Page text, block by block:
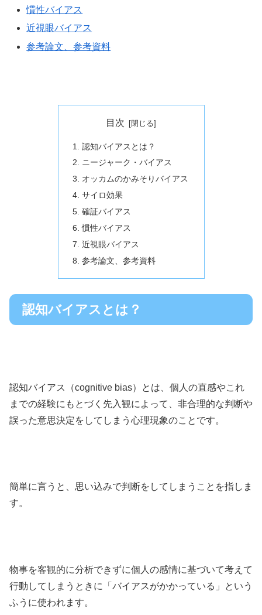
慣性バイアス
近視眼バイアス
参考論文、参考資料
目次
認知バイアスとは？
ニージャーク・バイアス
オッカムのかみそりバイアス
サイロ効果
確証バイアス
慣性バイアス
近視眼バイアス
参考論文、参考資料
認知バイアスとは？
認知バイアス（cognitive bias）とは、個人の直感やこれ
までの経験にもとづく先入観によって、非合理的な判断や
誤った意思決定をしてしまう心理現象のことです。
簡単に言うと、思い込みで判断をしてしまうことを指しま
す。
物事を客観的に分析できずに個人の感情に基づいて考えて
行動してしまうときに「バイアスがかかっている」という
ふうに使われます。